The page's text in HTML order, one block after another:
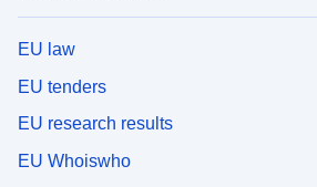
EU law
EU tenders
EU research results
EU Whoiswho